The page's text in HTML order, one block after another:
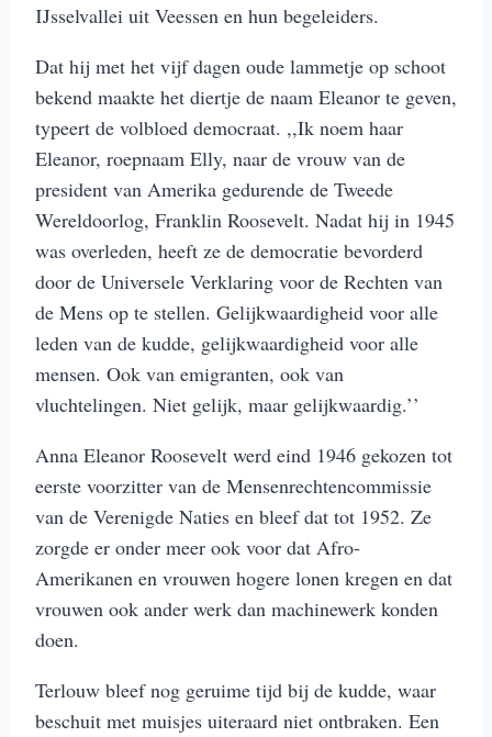
IJsselvallei uit Veessen en hun begeleiders.
Dat hij met het vijf dagen oude lammetje op schoot
bekend maakte het diertje de naam Eleanor te geven,
typeert de volbloed democraat. ,,Ik noem haar
Eleanor, roepnaam Elly, naar de vrouw van de
president van Amerika gedurende de Tweede
Wereldoorlog, Franklin Roosevelt. Nadat hij in 1945
was overleden, heeft ze de democratie bevorderd
door de Universele Verklaring voor de Rechten van
de Mens op te stellen. Gelijkwaardigheid voor alle
leden van de kudde, gelijkwaardigheid voor alle
mensen. Ook van emigranten, ook van
vluchtelingen. Niet gelijk, maar gelijkwaardig.’’
Anna Eleanor Roosevelt werd eind 1946 gekozen tot
eerste voorzitter van de Mensenrechtencommissie
van de Verenigde Naties en bleef dat tot 1952. Ze
zorgde er onder meer ook voor dat Afro-
Amerikanen en vrouwen hogere lonen kregen en dat
vrouwen ook ander werk dan machinewerk konden
doen.
Terlouw bleef nog geruime tijd bij de kudde, waar
beschuit met muisjes uiteraard niet ontbraken. Een